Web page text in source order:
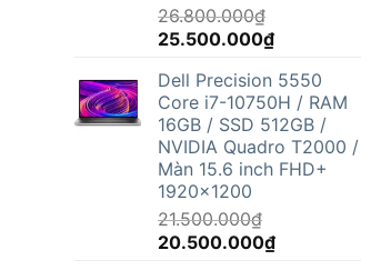
26.800.000₫
Giá
là:
26.800.000₫.
25.500.000₫Giá
tại
là:
Dell Precision 5550
Core i7-10750H / RAM
16GB / SSD 512GB /
NVIDIA Quadro T2000 /
Màn 15.6 inch FHD+
1920x1200
21.500.000₫
Giá
20.500.000₫Giá